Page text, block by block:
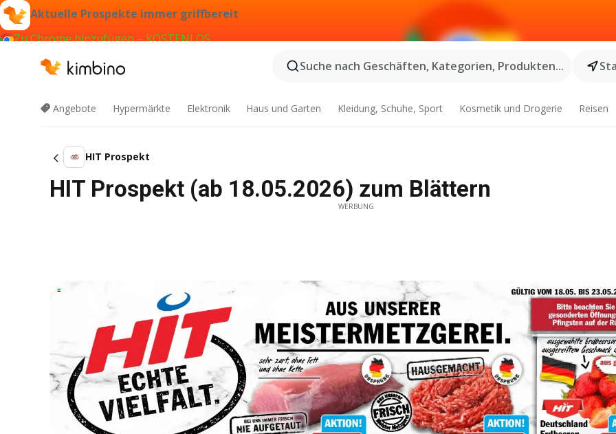
Aktuelle Prospekte immer griffbereit
Zu Chrome hinzufügen – KOSTENLOS
Suche nach Geschäften, Kategorien, Produkten...
Angebote Hypermärkte Elektronik Haus und Garten Kleidung, Schuhe, Sport Kosmetik und Drogerie Reisen
HIT Prospekt
HIT Prospekt (ab 18.05.2026) zum Blättern
WERBUNG